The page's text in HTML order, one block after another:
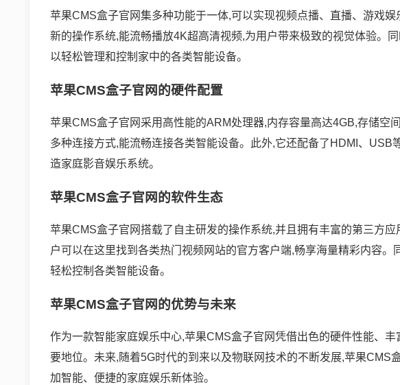
苹果CMS盒子官网集多种功能于一体,可以实现视频点播、直播、游戏
新的操作系统,能流畅播放4K超高清视频,为用户带来极致的视觉体验。
以轻松管理和控制家中的各类智能设备。
苹果CMS盒子官网的硬件配置
苹果CMS盒子官网采用高性能的ARM处理器,内存容量高达4GB,存储空
多种连接方式,能流畅连接各类智能设备。此外,它还配备了HDMI、
造家庭影音娱乐系统。
苹果CMS盒子官网的软件生态
苹果CMS盒子官网搭载了自主研发的操作系统,并且拥有丰富的第三方
户可以在这里找到各类热门视频网站的官方客户端,畅享海量精彩内容
轻松控制各类智能设备。
苹果CMS盒子官网的优势与未来
作为一款智能家庭娱乐中心,苹果CMS盒子官网凭借出色的硬件性能、
要地位。未来,随着5G时代的到来以及物联网技术的不断发展,苹果CMS
加智能、便捷的家庭娱乐新体验。